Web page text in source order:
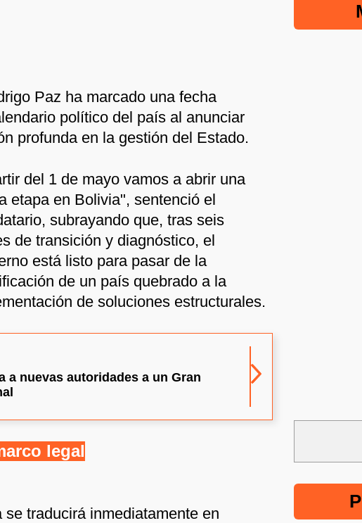
Paz ha marcado una fecha
político del país al anunciar
profunda en la gestión del Estado.
del 1 de mayo vamos a abrir una
etapa en Bolivia", sentenció el
subrayando que, tras seis
de transición y diagnóstico, el
está listo para pasar de la
de un país quebrado a la
de soluciones estructurales.
a nuevas autoridades a un Gran
legal
se traducirá inmediatamente en